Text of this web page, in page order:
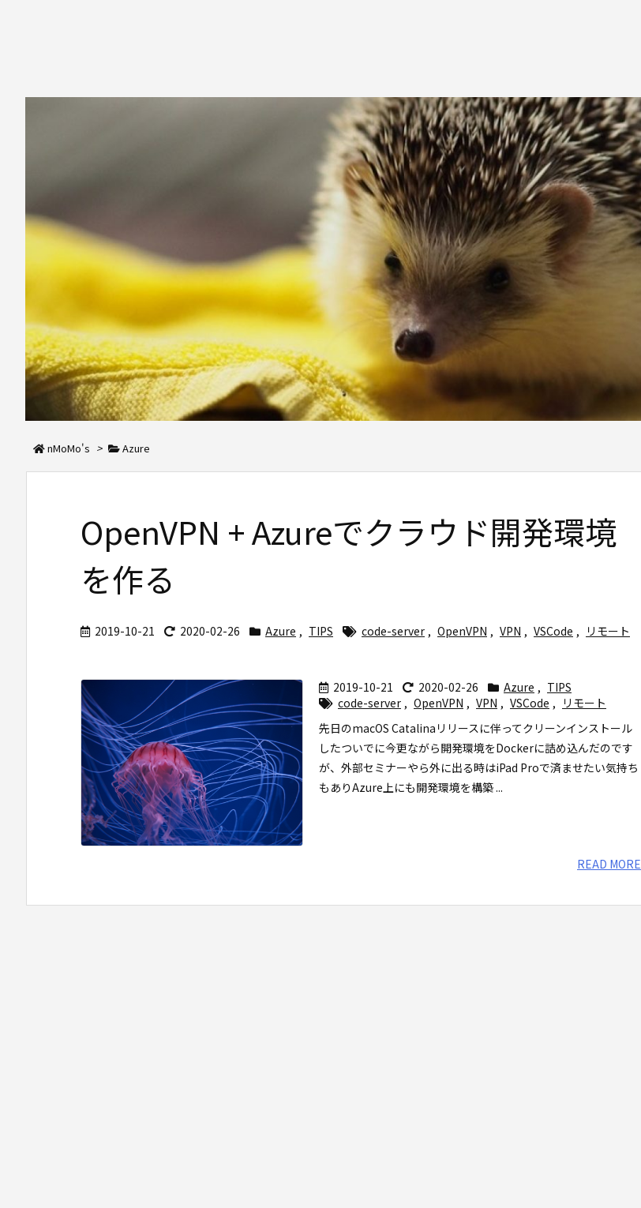
nMoMo's > Azure
OpenVPN + Azureでクラウド開発環境
を作る
2019-10-21 2020-02-26 Azure , TIPS code-server , OpenVPN , VPN , VSCode , リモート
2019-10-21 2020-02-26 Azure , TIPS
code-server , OpenVPN , VPN , VSCode , リモート
先日のmacOS Catalinaリリースに伴ってクリーンインストール
したついでに今更ながら開発環境をDockerに詰め込んだのです
が、外部セミナーやら外に出る時はiPad Proで済ませたい気持ち
もありAzure上にも開発環境を構築 ...
READ MORE